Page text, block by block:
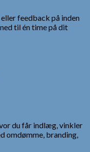
feedback på inden
til én time på dit
du får indlæg, vinkler
omdømme, branding,